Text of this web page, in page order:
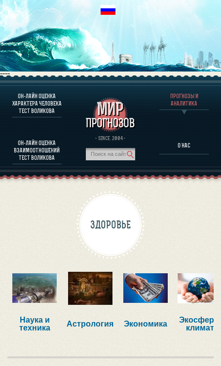
----
ОН-ЛАЙН ОЦЕНКА
ХАРАКТЕРА ЧЕЛОВЕКА
ТЕСТ ВОЛИКОВА
ОН-ЛАЙН ОЦЕНКА
ВЗАИМООТНОШЕНИЙ
ТЕСТ ВОЛИКОВА
· SINCE. 2004 ·
ПРОГНОЗЫ И
АНАЛИТИКА
О НАС
О ПРОГРАММЕ
ОЦЕНКА ХАРАКТЕРA ЧЕЛОВЕКА
ОЦЕНКА ХАРАКТЕРА ВЫДАЮЩИХСЯ ЛИЧНОСТЕЙ
О ПРОГРАММЕ
ПРОГНОЗЫ И АНАЛИТИКА
ЗДОРОВЬЕ
Наука и
техника
Астрология Экономика
Экосфера,
климат